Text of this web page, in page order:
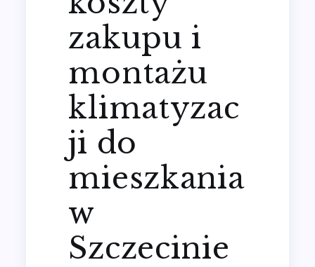
zakupu i
montażu
klimatyzac
ji do
mieszkania
w
Szczecinie